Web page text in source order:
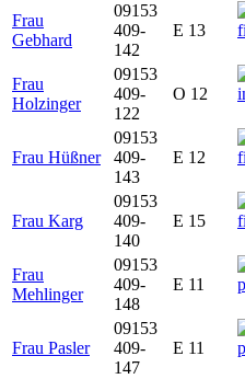
Frau
Gebhard
09153
409-
142
E 13
Frau
Holzinger
09153
409-
122
O 12
Frau Hüßner
09153
409-
143
E 12
Frau Karg
09153
409-
140
E 15
Frau
Mehlinger
09153
409-
148
E 11
Frau Pasler
09153
409-
147
E 11